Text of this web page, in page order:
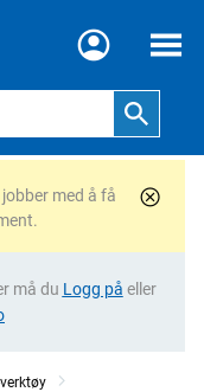
Meny
med å få
må du Logg på eller